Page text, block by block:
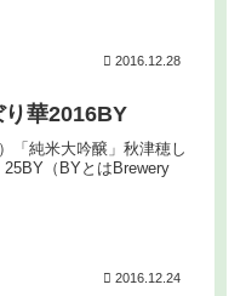
2016.12.28
華2016BY
「純米大吟醸」秋津穂し
（BYとはBrewery
2016.12.24